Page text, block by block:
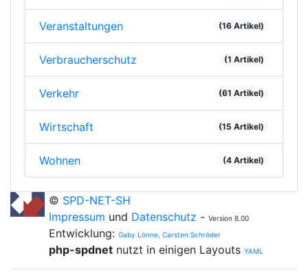
Veranstaltungen (16 Artikel)
Verbraucherschutz (1 Artikel)
Verkehr (61 Artikel)
Wirtschaft (15 Artikel)
Wohnen (4 Artikel)
© SPD-NET-SH
Impressum und Datenschutz - Version 8.00
Entwicklung: Gaby Lönne, Carsten Schröder
php-spdnet nutzt in einigen Layouts YAML